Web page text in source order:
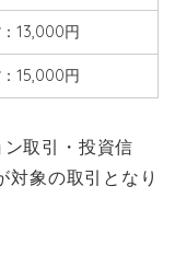
13,000円
15,000円
取引・投資信
対象の取引となり